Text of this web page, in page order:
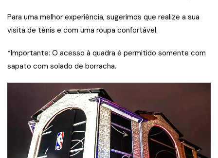
Para uma melhor experiência, sugerimos que realize a sua
visita de tênis e com uma roupa confortável.
*Importante: O acesso à quadra é permitido somente com
sapato com solado de borracha.